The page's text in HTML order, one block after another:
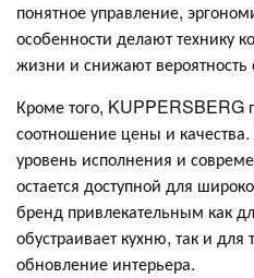
понятное управление,
особенности делают технику
жизни и снижают
Кроме того, KUPPERSBERG
соотношение цены и
уровень исполнения и
остается доступной для
бренд привлекательным как
обустраивает кухню, так и для
обновление интерьера.